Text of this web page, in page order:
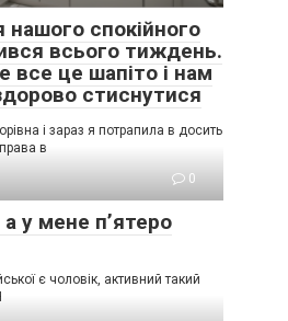
нашого спокійного
всього тиждень.
все це шапіто і нам
стиснутися
і зараз я потрапила в досить
в
0
у мене п’ятеро
є чоловік, активний такий